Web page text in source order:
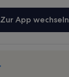
Zur App wechseln